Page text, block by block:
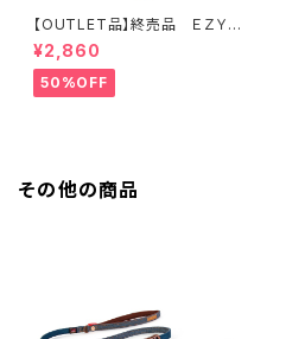
【OUTLET品】終売品 ＥＺＹＤ
¥2,860
50%OFF
その他の商品